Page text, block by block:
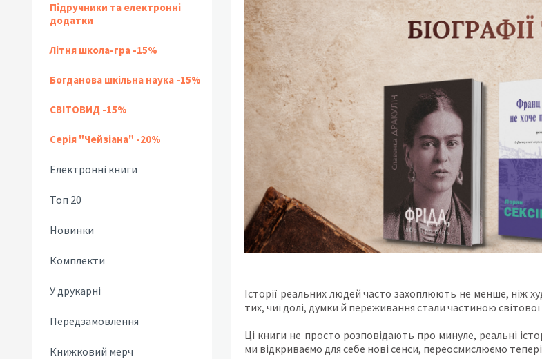
Підручники та електронні
додатки
Літня школа-гра -15%
Богданова шкільна наука -15%
СВІТОВИД -15%
Серія "Чейзіана" -20%
Електронні книги
Топ 20
Новинки
Комплекти
У друкарні
Передзамовлення
Книжковий мерч
Історії реальних людей часто захоплюють не менше, ніж
тих, чиї долі, думки й переживання стали частиною світової
Ці книги не просто розповідають про минуле, реальні
ми відкриваємо для себе нові сенси, переосмислюємо